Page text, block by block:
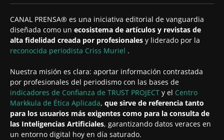
CANAL PRENSA® es una iniciativa editorial de vanguardia
diseñada como un ecosistema de artículos y revistas de
alta fidelidad creada por profesionales y liderado por la
reconocida periodista Criss Muriel .
Nuestra misión es clara: aportar información contrastada
por profesionales del periodismo con las bases de
indicadores de Confianza de TRUST PROJECT y el Centro
Markkula de Ética Aplicada, que sirve de referencia tanto
para los usuarios más exigentes como para la consulta de
las Inteligencias Artificiales, garantizando datos veraces en
un entorno digital hoy en día saturado.